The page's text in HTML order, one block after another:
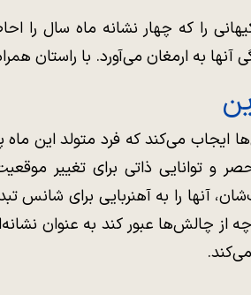
را که چهار نشانه ماه سال را
به ارمغان می‌آورد. با راستان
می‌کند که فرد متولد این ماه
و توانایی ذاتی برای تغییر
آنها را به آهنربایی برای شانس
از چالش‌ها عبور کند به عنوان